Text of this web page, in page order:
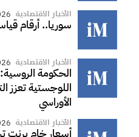
الأخبار الاقتصادية
سوريا.. أرقام
الأخبار الاقتصادية
الحكومة
اللوجستية تعزز
الأوراسي
الأخبار الاقتصادية
أسعار خام برنت